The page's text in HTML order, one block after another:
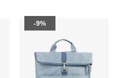
-9%